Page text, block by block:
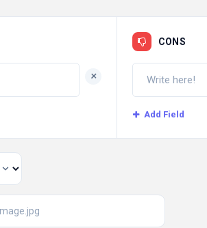
+
CONS
Add Field